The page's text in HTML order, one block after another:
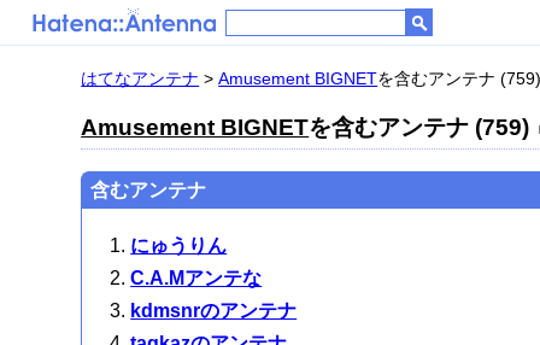
はてなアンテナ >Amusement BIGNETを含むアンテナ
Amusement BIGNETを含むアンテナ (759)
含むアンテナ
にゅうりん
C.A.Mアンテな
kdmsnrのアンテナ